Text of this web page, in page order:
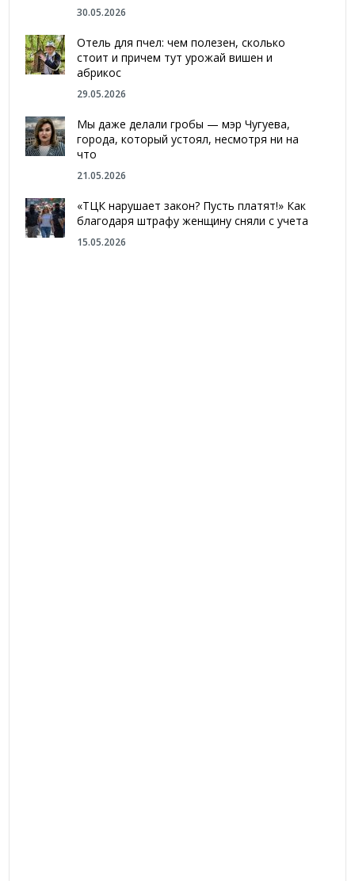
30.05.2026
Отель для пчел: чем полезен, сколько
стоит и причем тут урожай вишен и
абрикос
29.05.2026
Мы даже делали гробы — мэр Чугуева,
города, который устоял, несмотря ни на
что
21.05.2026
«ТЦК нарушает закон? Пусть платят!» Как
благодаря штрафу женщину сняли с учета
15.05.2026